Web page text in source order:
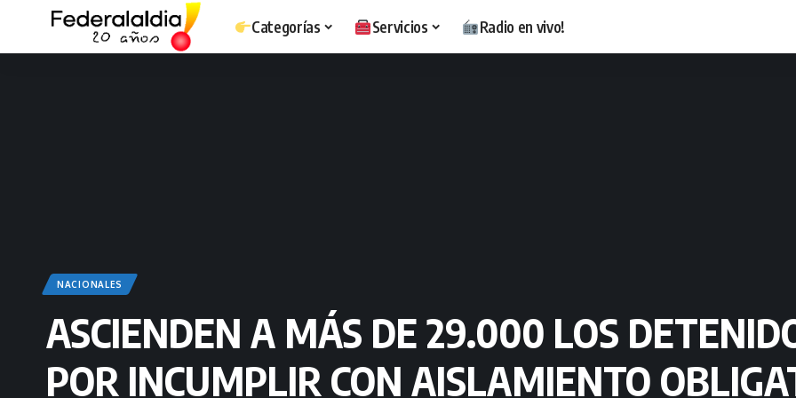
Categorías Servicios Radio en vivo!
NACIONALES
ASCIENDEN A MÁS DE 29.000 LOS
POR INCUMPLIR CON AISLAMIENTO